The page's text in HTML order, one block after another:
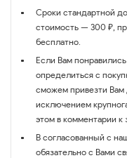
Сроки стандартной
стоимость — 300 ₽,
бесплатно.
Если Вам
определиться с
сможем привезти Вам
исключением
этом в комментарии к
В согласованный с
обязательно с Вами